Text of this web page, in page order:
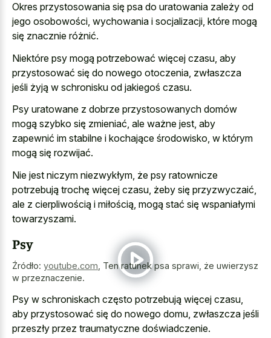
Okres przystosowania się psa do uratowania zależy od
jego osobowości, wychowania i socjalizacji, które mogą
się znacznie różnić.
Niektóre psy mogą potrzebować więcej czasu, aby
przystosować się do nowego otoczenia, zwłaszcza
jeśli żyją w schronisku od jakiegoś czasu.
Psy uratowane z dobrze przystosowanych domów
mogą szybko się zmieniać, ale ważne jest, aby
zapewnić im stabilne i kochające środowisko, w którym
mogą się rozwijać.
Nie jest niczym niezwykłym, że psy ratownicze
potrzebują trochę więcej czasu, żeby się przyzwyczaić,
ale z cierpliwością i miłością, mogą stać się wspaniałymi
towarzyszami.
Psy
Źródło: youtube.com Ten ratunek psa sprawi, że uwierzysz
w przeznaczenie.
Psy w schroniskach często potrzebują więcej czasu,
aby przystosować się do nowego domu, zwłaszcza jeśli
przeszły przez traumatyczne doświadczenie.